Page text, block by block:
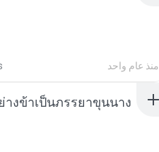
منذ عام واحد
างข้าเป็นภรรยาขุนนาง